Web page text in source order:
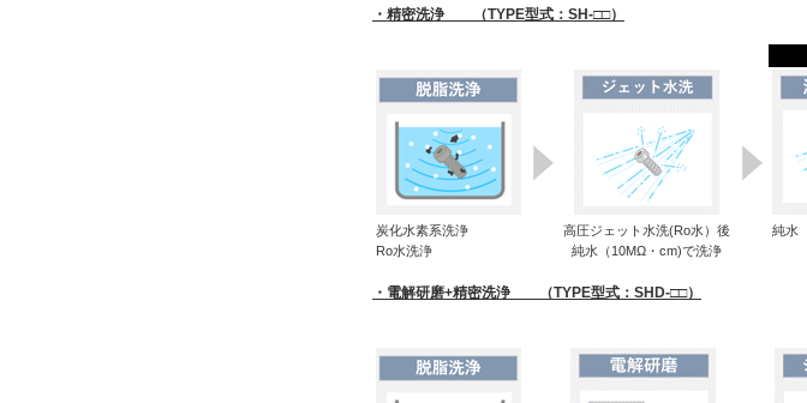
・精密洗浄 （TYPE型式：SH-□□）
炭化水素系洗浄
Ro水洗浄
高圧ジェット水洗(Ro水）後
純水（10MΩ・cm)で洗浄
純水
・電解研磨+精密洗浄 （TYPE型式：SHD-□□）